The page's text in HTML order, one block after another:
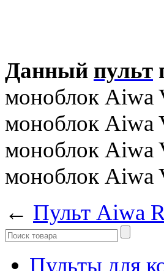
Данный пульт
моноблок Aiwa
моноблок Aiwa
моноблок Aiwa
моноблок Aiwa
← Пульт Aiwa
Пульты для